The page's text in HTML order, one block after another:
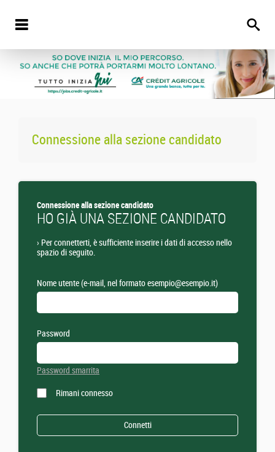
Connessione alla sezione candidato
HO GIÀ UNA SEZIONE CANDIDATO
› Per connetterti, è sufficiente inserire i dati di accesso nello
spazio di seguito.
Connessione alla sezione candidato
Nome utente (e-mail, nel formato esempio@esempio.it)
Password
Rimani connesso
Password smarrita